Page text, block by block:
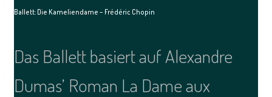
Ballett: Die Kameliendame – Frédéric Chopin
Das Ballett basiert auf Alexandre
Dumas’ Roman La Dame aux